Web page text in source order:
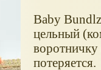
Baby
цельный
потеряется.